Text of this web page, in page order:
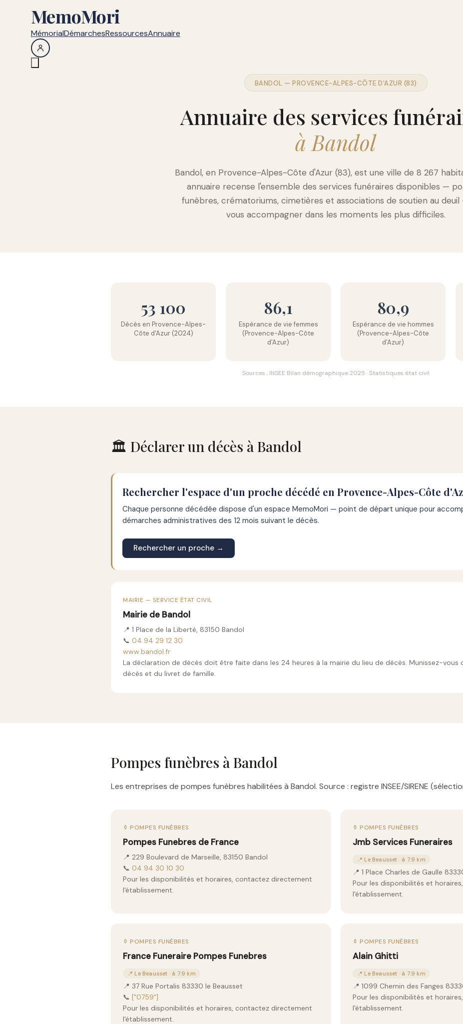
MemoMori
MémorialDémarchesRessourcesAnnuaire
BANDOL — PROVENCE-ALPES-CÔTE D'AZUR (83)
Annuaire des services
à Bandol
Bandol, en Provence-Alpes-Côte d'Azur (83), est une ville de 8 267
annuaire recense l'ensemble des services funéraires disponibles —
funèbres, crématoriums, cimetières et associations de soutien au
vous accompagner dans les moments les plus difficiles.
53 100
Décès en Provence-Alpes-
Côte d'Azur (2024)
86,1
Espérance de vie femmes
(Provence-Alpes-Côte
d'Azur)
80,9
Espérance de vie hommes
(Provence-Alpes-Côte
d'Azur)
Sources : INSEE Bilan démographique 2025 · Statistiques état civil
🏛️ Déclarer un décès à Bandol
Rechercher l'espace d'un proche décédé en Provence-Alpes-Côte
Chaque personne décédée dispose d'un espace MemoMori — point de départ unique pour
démarches administratives des 12 mois suivant le décès.
Rechercher un proche →
MAIRIE — SERVICE ÉTAT CIVIL
Mairie de Bandol
📍 1 Place de la Liberté, 83150 Bandol
📞 04 94 29 12 30
www.bandol.fr
La déclaration de décès doit être faite dans les 24 heures à la mairie du lieu de décès. Munissez-
décès et du livret de famille.
Pompes funèbres à Bandol
Les entreprises de pompes funèbres habilitées à Bandol. Source : registre INSEE/SIRENE
⚱️ POMPES FUNÈBRES
Pompes Funebres de France
📍 229 Boulevard de Marseille, 83150 Bandol
📞 04 94 30 10 30
Pour les disponibilités et horaires, contactez directement
l'établissement.
⚱️ POMPES FUNÈBRES
Jmb Services Funeraires
📍 Le Beausset · à 7.9 km
📍 1 Place Charles de Gaulle
Pour les disponibilités et
l'établissement.
⚱️ POMPES FUNÈBRES
France Funeraire Pompes Funebres
📍 Le Beausset · à 7.9 km
📍 37 Rue Portalis 83330 le Beausset
📞 ["0759"]
Pour les disponibilités et horaires, contactez directement
l'établissement.
⚱️ POMPES FUNÈBRES
Alain Ghitti
📍 Le Beausset · à 7.9 km
📍 1099 Chemin des Fanges
Pour les disponibilités et
l'établissement.